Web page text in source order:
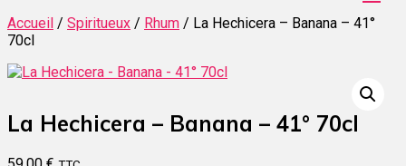
Accueil / Spiritueux / Rhum / La Hechicera – Banana – 41°
70cl
La Hechicera – Banana – 41° 70cl